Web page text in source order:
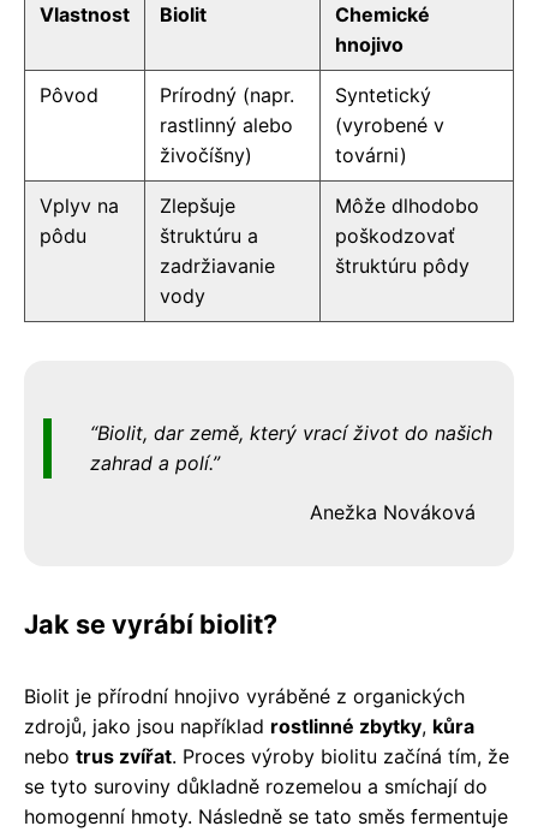
Vlastnost Biolit
Chemické
hnojivo
Pôvod
Prírodný (napr.
rastlinný alebo
živočíšny)
Syntetický
(vyrobené v
továrni)
Vplyv na
pôdu
Zlepšuje
štruktúru a
zadržiavanie
vody
Môže dlhodobo
poškodzovať
štruktúru pôdy
Biolit, dar země, který vrací život do našich
zahrad a polí.
Anežka Nováková
Jak se vyrábí biolit?
Biolit je přírodní hnojivo vyráběné z organických
zdrojů, jako jsou například rostlinné zbytky, kůra
nebo trus zvířat. Proces výroby biolitu začíná tím, že
se tyto suroviny důkladně rozemelou a smíchají do
homogenní hmoty. Následně se tato směs fermentuje